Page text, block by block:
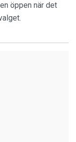
öppen när det